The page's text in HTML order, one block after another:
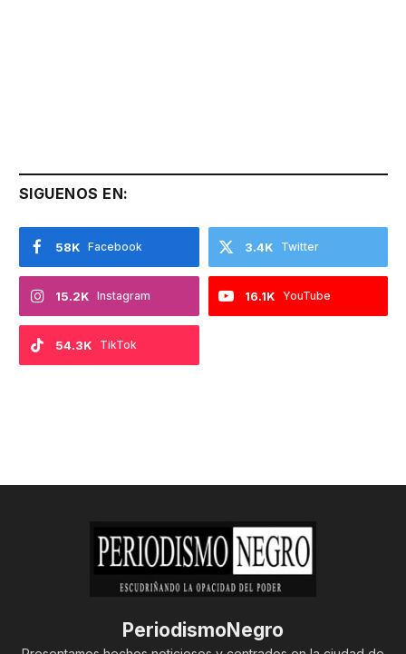
SIGUENOS EN:
Facebook
58K Twitter
3.4K
Instagram
15.2K YouTube
16.1K
TikTok
54.3K
PeriodismoNegro